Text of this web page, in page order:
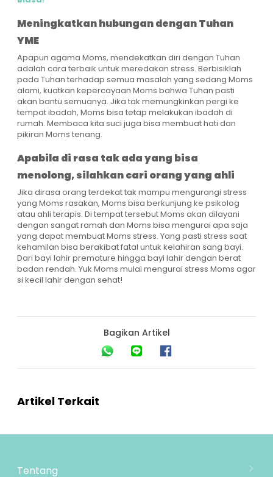
Meningkatkan hubungan dengan Tuhan
YME
Apapun agama Moms, mendekatkan diri dengan Tuhan
adalah cara terbaik untuk meredakan stress. Berbisiklah
pada Tuhan terhadap semua masalah yang sedang Moms
alami, kuatkan kepercayaan Moms bahwa Tuhan pasti
akan bantu semuanya. Jika tak memungkinkan pergi ke
tempat ibadah, Moms bisa tetap melakukan ibadah di
rumah. Membaca kita suci juga bisa membuat hati dan
pikiran Moms tenang.
Apabila di rasa tak ada yang bisa
menolong, silahkan cari orang yang ahli
Jika dirasa orang terdekat tak mampu mengurangi stress
yang Moms rasakan, Moms bisa berkunjung ke psikolog
atau ahli terapis. Di tempat tersebut Moms akan dilayani
dengan sangat ramah dan Moms bisa mengurai apa saja
yang dapat membuat Moms stress. Yang pasti stress saat
kehamilan bisa berakibat fatal untuk kelahiran sang bayi.
Dari bayi lahir premature hingga bayi lahir dengan berat
badan rendah. Yuk Moms mulai mengurai stress Moms agar
si kecil lahir dengan sehat!
Bagikan Artikel
Artikel Terkait
Tentang